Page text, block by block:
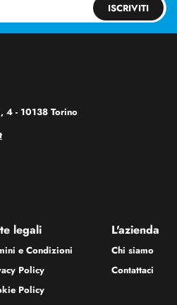
ISCRIVITI
4 - 10138 Torino
legali
e Condizioni
Policy
Policy
L'azienda
Chi siamo
Contattaci